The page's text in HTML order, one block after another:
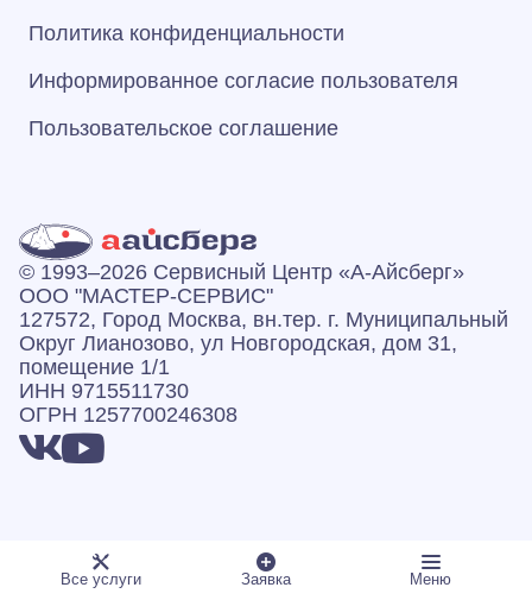
Политика конфиденциальности
Информированное согласие пользователя
Пользовательское соглашение
© 1993–2026 Сервисный Центр «А‑Айсберг»
ООО "МАСТЕР-СЕРВИС"
127572, Город Москва, вн.тер. г. Муниципальный
Округ Лианозово, ул Новгородская, дом 31,
помещение 1/1
ИНН 9715511730
ОГРН 1257700246308
Есть вопросы? Звоните:
Режим работы: пн-вс 07:00–23:00
Все услуги Заявка Меню